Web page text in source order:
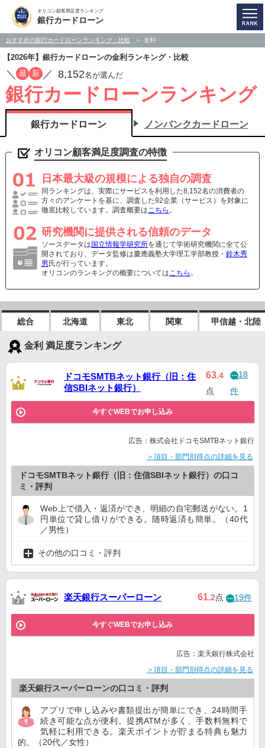
オリコン顧客満足度ランキング
銀行カードローン
おすすめの銀行カードローンランキング・比較 金利
【2026年】銀行カードローンの金利ランキング・比較
／ 最 新 ／ 8,152名が選んだ
銀行カードローンランキング
銀行カードローン ノンバンクカードローン
オリコン顧客満足度調査の特徴
日本最大級の規模による独自の調査
同ランキングは、実際にサービスを利用した8,152名の消費者の
方々のアンケートを基に、調査した92企業（サービス）を対象に
徹底比較しています。調査概要はこちら 。
研究機関に提供される信頼のデータ
ソースデータは 国立情報学研究所を通じて学術研究機関に全て公
開されており、データ監修は慶應義塾大学理工学部教授・ 鈴木秀
男 氏が行っています。
オリコンのランキングの概要についてはこちら 。
総合 北海道 東北 関東 甲信越・北陸
金利 満足度ランキング
ドコモSMTBネット銀行（旧：住
信SBIネット銀行）
63.4
点
18
件
今すぐWEBでお申し込み
広告：株式会社ドコモSMTBネット銀行
＞項目・部門別得点の詳細を見る
ドコモSMTBネット銀行（旧：住信SBIネット銀行）の口コ
ミ・評判
Web上で借入・返済ができ、明細の自宅郵送がない。1
円単位で貸し借りができる。随時返済も簡単。（40代
／男性）
その他の口コミ・評判
楽天銀行スーパーローン 61.2点 19件
今すぐWEBでお申し込み
広告：楽天銀行株式会社
＞項目・部門別得点の詳細を見る
楽天銀行スーパーローンの口コミ・評判
アプリで申し込みや書類提出が簡単にでき、24時間手
続き可能な点が便利。提携ATMが多く、手数料無料で
気軽に利用できる。楽天ポイントが貯まる特典も魅力
的。（20代／女性）